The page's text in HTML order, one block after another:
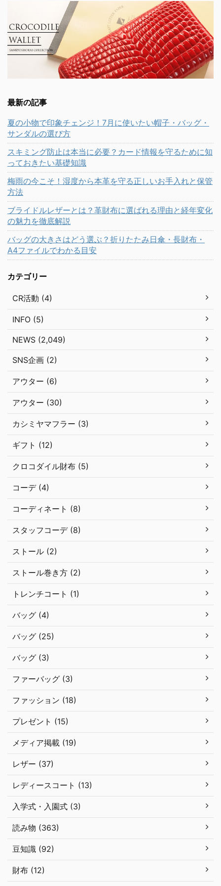
最新の記事
夏の小物で印象チェンジ！7月に使いたい帽子・バッグ・
サンダルの選び方
スキミング防止は本当に必要？カード情報を守るために知
っておきたい基礎知識
梅雨の今こそ！湿度から本革を守る正しいお手入れと保管
方法
ブライドルレザーとは？革財布に選ばれる理由と経年変化
の魅力を徹底解説
バッグの大きさはどう選ぶ？折りたたみ日傘・長財布・
A4ファイルでわかる目安
カテゴリー
CR活動 (4)
INFO (5)
NEWS (2,049)
SNS企画 (2)
アウター (6)
アウター (30)
カシミヤマフラー (3)
ギフト (12)
クロコダイル財布 (5)
コーデ (4)
コーディネート (8)
スタッフコーデ (8)
ストール (2)
ストール巻き方 (2)
トレンチコート (1)
バッグ (4)
バッグ (25)
バッグ (3)
ファーバッグ (3)
ファッション (18)
プレゼント (15)
メディア掲載 (19)
レザー (37)
レディースコート (13)
入学式・入園式 (3)
読み物 (363)
豆知識 (92)
財布 (12)